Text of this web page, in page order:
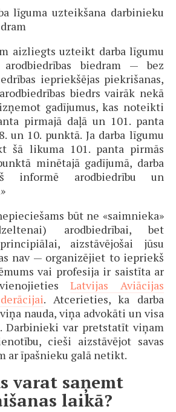
līguma uzteikšana darbinieku
aizliegts uzteikt darba līgumu
biedram — bez
iepriekšējas piekrišanas,
biedrs vairāk nekā
gadījumus, kas noteikti
pirmajā daļā un 101. panta
un 10. punktā. Ja darba līgumu
šā likuma 101. panta pirmās
minētajā gadījumā, darba
informē arodbiedrību un
būt ne «saimnieka»
arodbiedrībai, bet
aizstāvējošai jūsu
nav — organizējiet to iepriekš
vai profesija ir saistīta ar
Latvijas Aviācijas
. Atcerieties, ka darba
nauda, viņa advokāti un visa
Darbinieki var pretstatīt viņam
cieši aizstāvējot savas
ar īpašnieku galā netikt.
varat saņemt
laikā?